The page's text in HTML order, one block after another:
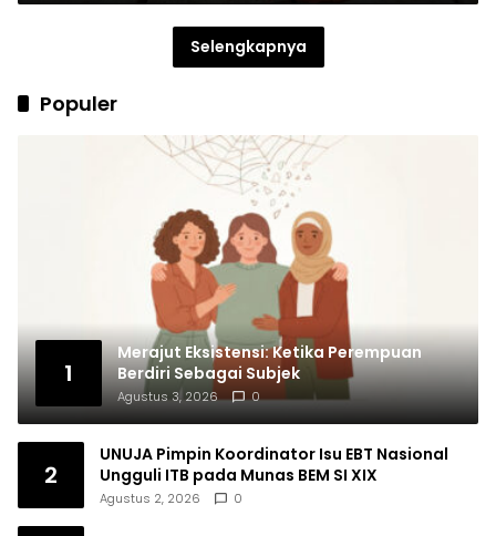
Selengkapnya
Populer
1
Merajut Eksistensi: Ketika Perempuan
Berdiri Sebagai Subjek
Agustus 3, 2026 0
2
UNUJA Pimpin Koordinator Isu EBT Nasional
Ungguli ITB pada Munas BEM SI XIX
Agustus 2, 2026 0